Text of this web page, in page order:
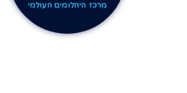
מרכז היהלומים העולמי